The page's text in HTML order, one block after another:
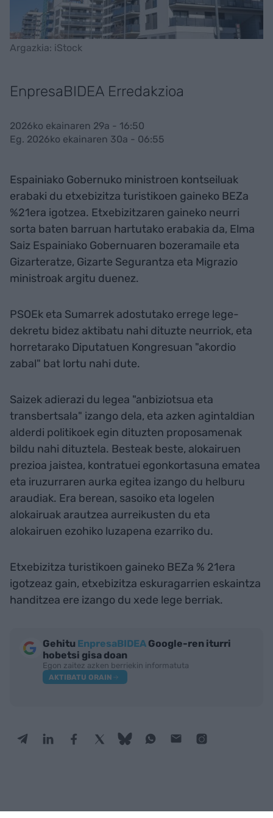
Argazkia: iStock
EnpresaBIDEA Erredakzioa
2026ko ekainaren 29a - 16:50
Eg. 2026ko ekainaren 30a - 06:55
Espainiako Gobernuko ministroen kontseiluak
erabaki du etxebizitza turistikoen gaineko BEZa
%21era igotzea. Etxebizitzaren gaineko neurri
sorta baten barruan hartutako erabakia da, Elma
Saiz Espainiako Gobernuaren bozeramaile eta
Gizarteratze, Gizarte Segurantza eta Migrazio
ministroak argitu duenez.
PSOEk eta Sumarrek adostutako errege lege-
dekretu bidez aktibatu nahi dituzte neurriok, eta
horretarako Diputatuen Kongresuan "akordio
zabal" bat lortu nahi dute.
Saizek adierazi du legea "anbiziotsua eta
transbertsala" izango dela, eta azken agintaldian
alderdi politikoek egin dituzten proposamenak
bildu nahi dituztela. Besteak beste, alokairuen
prezioa jaistea, kontratuei egonkortasuna ematea
eta iruzurraren aurka egitea izango du helburu
araudiak. Era berean, sasoiko eta logelen
alokairuak arautzea aurreikusten du eta
alokairuen ezohiko luzapena ezarriko du.
Etxebizitza turistikoen gaineko BEZa % 21era
igotzeaz gain, etxebizitza eskuragarrien eskaintza
handitzea ere izango du xede lege berriak.
Gehitu EnpresaBIDEA Google-ren iturri
hobetsi gisa doan
Egon zaitez azken berriekin informatuta
AKTIBATU ORAIN